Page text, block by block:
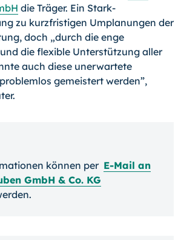
die Träger. Ein Stark­
zu kurzfristigen Umplanungen der
doch „durch die enge
die flexible Unterstützung aller
auch diese unerwartete
gemeistert werden”,
können per E-Mail an
GmbH & Co. KG